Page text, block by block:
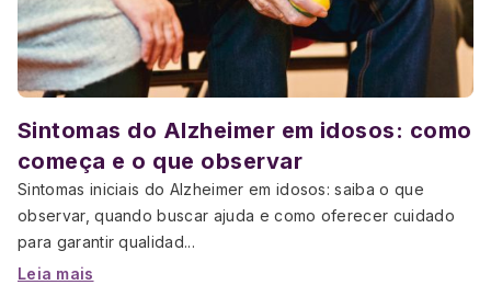
Sintomas do Alzheimer em idosos: como
começa e o que observar
Sintomas iniciais do Alzheimer em idosos: saiba o que
observar, quando buscar ajuda e como oferecer cuidado
para garantir qualidad...
Leia mais